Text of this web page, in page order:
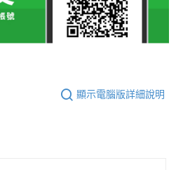
顯示電腦版詳細說明